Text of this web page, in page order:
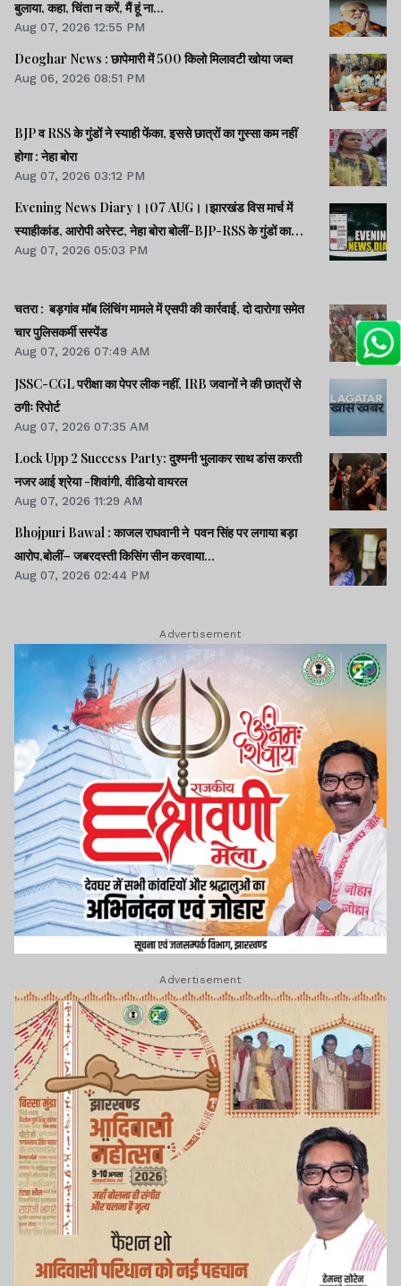
बुलाया, कहा, चिंता न करें, मैं हूं ना...
Aug 07, 2026 12:55 PM
Deoghar News : छापेमारी में 500 किलो मिलावटी खोया जब्त
Aug 06, 2026 08:51 PM
BJP व RSS के गुंडों ने स्याही फेंका, इससे छात्रों का गुस्सा कम नहीं
होगा : नेहा बोरा
Aug 07, 2026 03:12 PM
Evening News Diary।।07 AUG।।झारखंड विस मार्च में
स्याहीकांड, आरोपी अरेस्ट, नेहा बोरा बोलीं-BJP-RSS के गुंडों का
काम।।आंदोलनरत छात्रों की समस्याओं को समझना चाहती सरकार:
केस बंद।।समेत कई खबरें व वीडियो।।
Aug 07, 2026 05:03 PM
चतरा : बड़गांव मॉब लिंचिंग मामले में एसपी की कार्रवाई, दो दारोगा समेत
चार पुलिसकर्मी सस्पेंड
Aug 07, 2026 07:49 AM
JSSC-CGL परीक्षा का पेपर लीक नहीं, IRB जवानों ने की छात्रों से
ठगीः रिपोर्ट
Aug 07, 2026 07:35 AM
Lock Upp 2 Success Party: दुश्मनी भुलाकर साथ डांस करती
नजर आई श्रेया -शिवांगी, वीडियो वायरल
Aug 07, 2026 11:29 AM
Bhojpuri Bawal : काजल राघवानी ने पवन सिंह पर लगाया बड़ा
आरोप,बोलीं– जबरदस्ती किसिंग सीन करवाया...
Aug 07, 2026 02:44 PM
Advertisement
Advertisement